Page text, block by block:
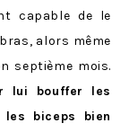
capable de le
alors même
septième mois.
lui bouffer les
biceps bien